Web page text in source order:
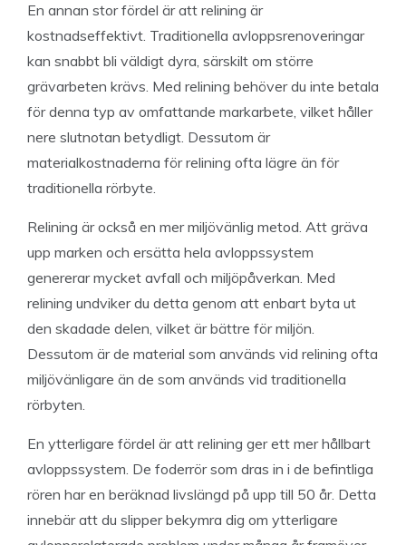
En annan stor fördel är att relining är
kostnadseffektivt. Traditionella avloppsrenoveringar
kan snabbt bli väldigt dyra, särskilt om större
grävarbeten krävs. Med relining behöver du inte betala
för denna typ av omfattande markarbete, vilket håller
nere slutnotan betydligt. Dessutom är
materialkostnaderna för relining ofta lägre än för
traditionella rörbyte.
Relining är också en mer miljövänlig metod. Att gräva
upp marken och ersätta hela avloppssystem
genererar mycket avfall och miljöpåverkan. Med
relining undviker du detta genom att enbart byta ut
den skadade delen, vilket är bättre för miljön.
Dessutom är de material som används vid relining ofta
miljövänligare än de som används vid traditionella
rörbyten.
En ytterligare fördel är att relining ger ett mer hållbart
avloppssystem. De foderrör som dras in i de befintliga
rören har en beräknad livslängd på upp till 50 år. Detta
innebär att du slipper bekymra dig om ytterligare